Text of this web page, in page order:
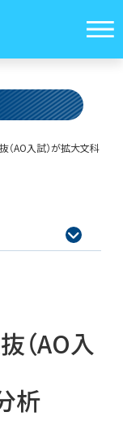
（AО入試）が拡大文科

（AО入
析